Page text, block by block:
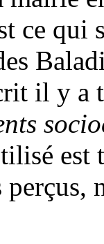
ce qui
il y a
est